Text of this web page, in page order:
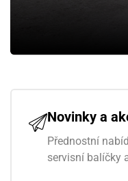
Novinky a
Přednostní
servisní balíčky